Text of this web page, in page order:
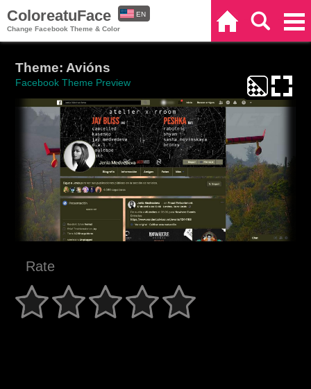
ColoreatuFace
Change Facebook Theme & Color
EN
Theme: Avións
Facebook Theme Preview
Rate